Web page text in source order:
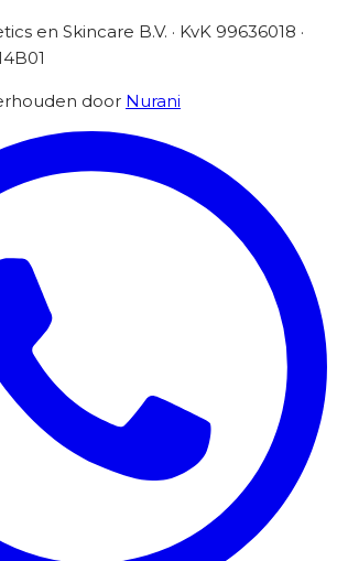
en Skincare B.V. · KvK 99636018 ·
door Nurani